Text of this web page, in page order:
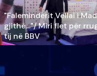
"Faleminderit Vëllai i
gjithë…"/ Miri flet për
tij në BBV